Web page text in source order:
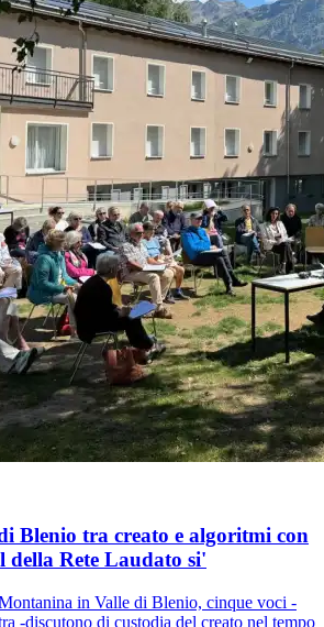
Blenio tra creato e algoritmi con
della Rete Laudato si'
in Valle di Blenio, cinque voci -
-discutono di custodia del creato nel tempo